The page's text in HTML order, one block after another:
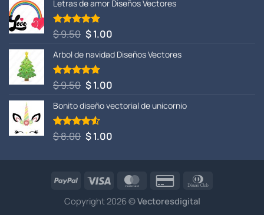
Letras de amor Diseños Vectores
Valorado
con
de 5
$9.50 El
original
era:
$ 9.50.
$1.00El
actual
$ 1.00.
Arbol de navidad Diseños Vectores
Valorado
con
de 5
$9.50 El
original
era:
$ 9.50.
$1.00El
actual
$ 1.00.
Bonito diseño vectorial de unicornio
Valorado
con
$8.00 El
original
$ 8.00.
$1.00El
actual
$ 1.00.
Copyright 2026 ©Vectoresdigital